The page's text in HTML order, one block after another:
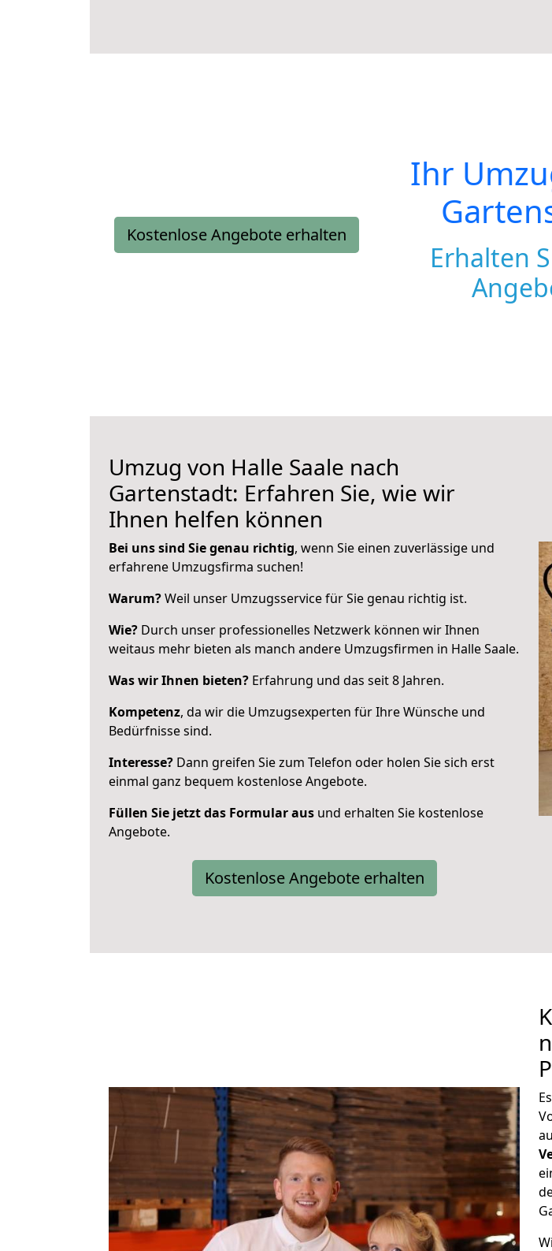
Kostenlose Angebote erhalten
Ihr
Erhalten
Umzug von Halle Saale nach
Gartenstadt: Erfahren Sie, wie wir
Ihnen helfen können
Bei uns sind Sie genau richtig, wenn Sie einen zuverlässige und
erfahrene Umzugsfirma suchen!
Warum?Weil unser Umzugsservice für Sie genau richtig ist.
Wie? Durch unser professionelles Netzwerk können wir Ihnen
weitaus mehr bieten als manch andere Umzugsfirmen in Halle Saale.
Was wir Ihnen bieten? Erfahrung und das seit 8 Jahren.
Kompetenz, da wir die Umzugsexperten für Ihre Wünsche und
Bedürfnisse sind.
Interesse? Dann greifen Sie zum Telefon oder holen Sie sich erst
einmal ganz bequem kostenlose Angebote.
Füllen Sie jetzt das Formular aus und erhalten Sie kostenlose
Angebote.
Kostenlose Angebote erhalten